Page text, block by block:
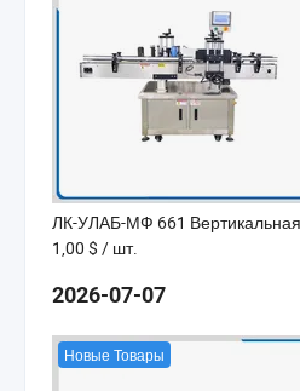
1,00 $ / шт.
2026-07-07
Новые Товары